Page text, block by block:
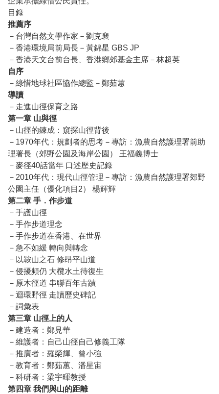
目錄
推薦序
－台灣自然文學作家－劉克襄
－香港環境局前局長－黃錦星 GBS JP
－香港天文台前台長、香港鄉郊基金主席－林超英
自序
－綠惜地球社區協作總監－鄭茹蕙
導讀
－走進山徑保育之路
第一章 山與徑
－山徑的鍊成：窺探山徑背後
－1970年代：規劃者的思考－專訪：漁農自然護理署前助
理署長（郊野公園及海岸公園） 王福義博士
－麥徑40話當年 口述歷史記錄
－2010年代：現代山徑管理－專訪：漁農自然護理署郊野
公園主任（優化項目 2） 楊輝輝
第二章 手．作步道
－手護山徑
－手作步道理念
－手作步道在香港、在世界
－急不如緩 轉向與轉念
－以鞍山之石 修昂平山道
－侵擾頻仍 大欖水土待復生
－原木徑道 串聯百年古蹟
－迴環野徑 走讀歷史碑記
－詞彙表
第三章 山徑上的人
－建造者：鄭見華
－維護者：自己山徑自己修義工隊
－推廣者：羅榮輝、曾小強
－教育者：鄭茹蕙、潘星宙
－科研者：梁宇暉教授
第四章 我們與山的距離